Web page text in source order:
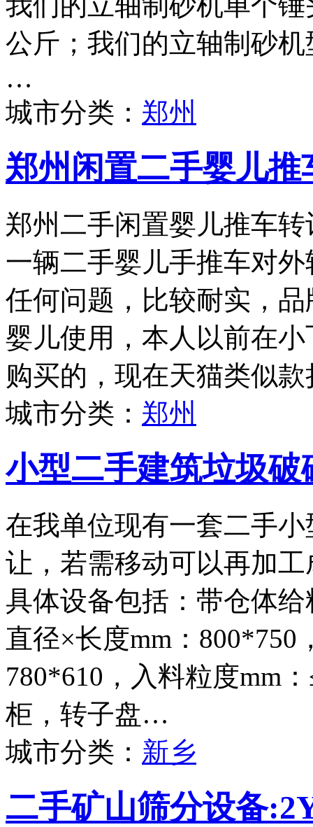
公斤；我们的立轴制砂
…
城市分类： 郑州
郑州闲置二手婴儿推
郑州二手闲置婴儿推车
一辆二手婴儿手推车对
任何问题，比较耐实，品
婴儿使用，本人以前在
购买的，现在天猫类似
城市分类： 郑州
小型二手建筑垃圾破
在我单位现有一套二手
让，若需移动可以再加
具体设备包括：带仓体
直径×长度mm：
780*610，入料粒度mm
柜，转子盘…
城市分类： 新乡
二手矿山筛分设备